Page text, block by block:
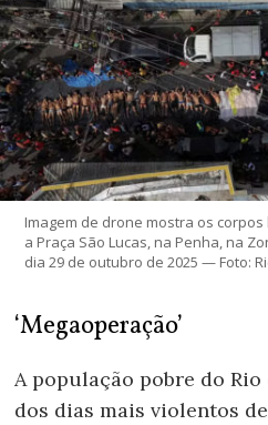
Imagem de drone mostra os
a Praça São Lucas, na Penha, na
dia 29 de outubro de 2025 — Foto:
‘Megaoperação’
A população pobre do
dos dias mais violentos